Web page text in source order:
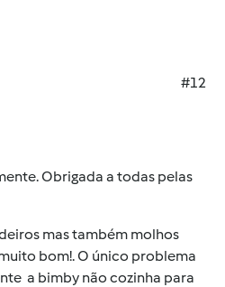
#12
Obrigada a todas pelas
mas também molhos
bom!. O único problema
a bimby não cozinha para